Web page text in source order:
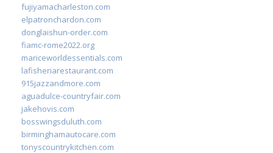
fujiyamacharleston.com
elpatronchardon.com
donglaishun-order.com
fiamc-rome2022.org
mariceworldessentials.com
lafisheriarestaurant.com
915jazzandmore.com
aguadulce-countryfair.com
jakehovis.com
bosswingsduluth.com
birminghamautocare.com
tonyscountrykitchen.com